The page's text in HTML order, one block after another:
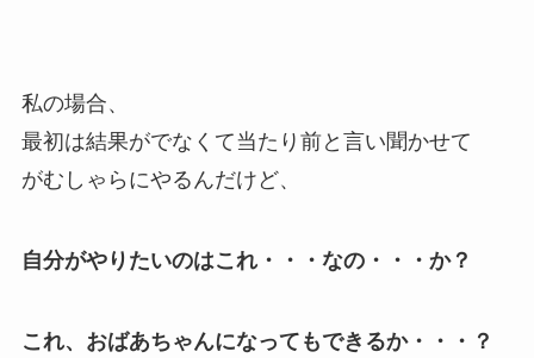
私の場合、
最初は結果がでなくて当たり前と言い聞かせて
がむしゃらにやるんだけど、
自分がやりたいのはこれ・・・なの・・・か？
これ、おばあちゃんになってもできるか・・・？